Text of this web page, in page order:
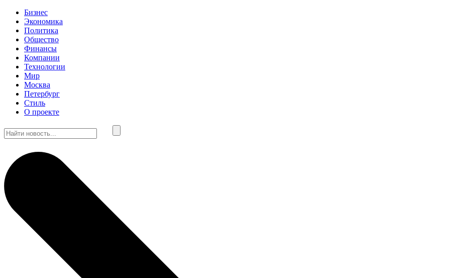
Бизнес
Экономика
Политика
Общество
Финансы
Компании
Технологии
Мир
Москва
Петербург
Стиль
О проекте